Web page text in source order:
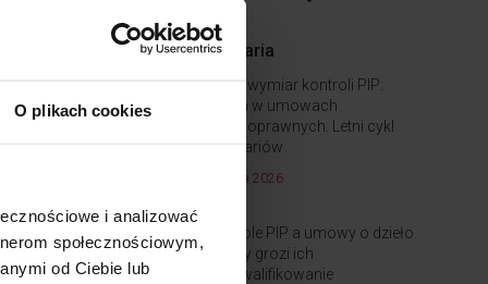
O plikach cookies
i analizować
społecznościowym,
od Ciebie lub
umów zleceń
podatek
dla
– Firmy powinny
na rzecz
doradca
Webinaria
Nowy wymiar kontroli PIP:
ryzyka w umowach
cywilnoprawnych. Letni cykl
webinariów
16 lipca 2026
Kontrole PIP a umowy o dzieło
– kiedy grozi ich
przekwalifikowanie